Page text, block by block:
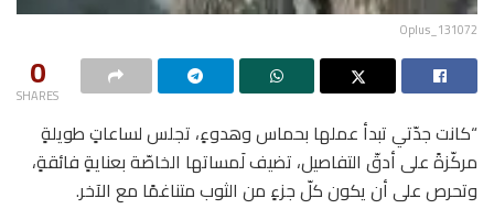
Oplus_131072
0
SHARES
“كانت جدّتي تبدأ عملها بحماس وهدوءٍ، تجلس لساعاتٍ طويلةٍ
مركّزةً على أدقّ التفاصيل، تضيف لَمساتها الخاصّة بعنايةٍ فائقةٍ،
وتحرص على أن يكون كلّ جزءٍ من الثوب متناغمًا مع الآخر.